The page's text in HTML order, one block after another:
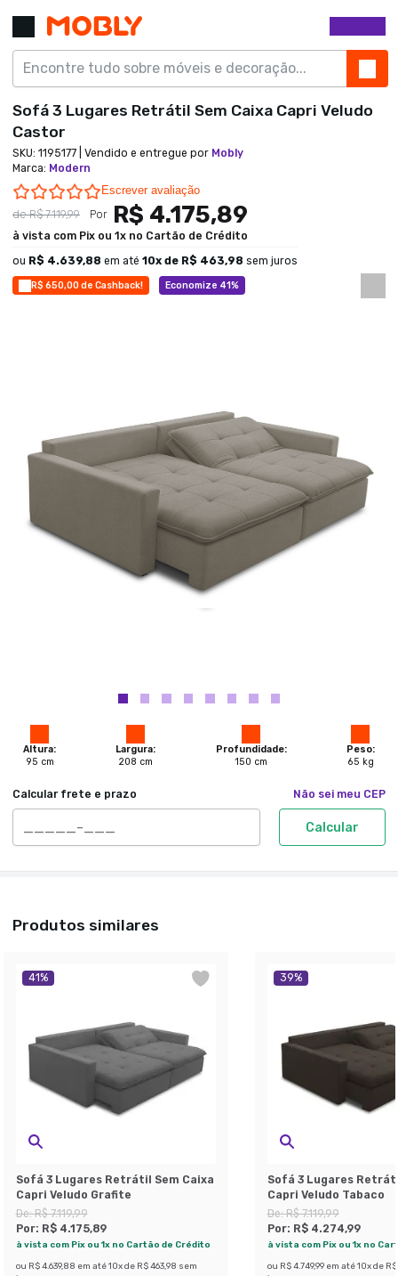
R$ 650,00 de Cashback! Economize 41%
Altura:
95 cm
Largura:
208 cm
Profundidade:
150 cm
Peso:
65 kg
Calcular frete e prazo Não sei meu CEP
Calcular
Sofá 3 Lugares Retrátil Sem Caixa Capri Veludo
Castor
SKU: 1195177 | Vendido e entregue por Mobly
Marca: Modern
0.0 star rating
Escrever avaliação
deR$ 7.119,99 Por R$ 4.175,89
à vista com Pix ou 1x no Cartão de Crédito
ou R$ 4.639,88 em até 10x de R$ 463,98 sem juros
Produtos similares
41%
Sofá 3 Lugares Retrátil Sem Caixa
Capri Veludo Grafite
De:R$ 7.119,99
Por: R$ 4.175,89
à vista com Pix ou 1x no Cartão de Crédito
ou R$ 4.639,88 em até 10x de R$ 463,98 sem
39%
Sofá 3 Lugares
Capri Veludo Tabaco
De:R$ 7.119,99
Por: R$ 4.274,99
à vista com Pix ou 1x no
ou R$ 4.749,99 em até 10x de